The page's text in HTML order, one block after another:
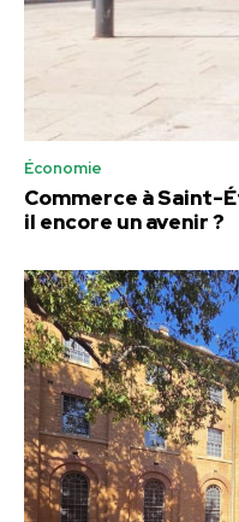
Économie
Commerce à Saint-
il encore un avenir ?